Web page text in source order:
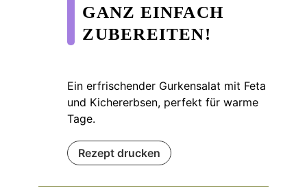
GANZ EINFACH
ZUBEREITEN!
Ein erfrischender Gurkensalat mit Feta
und Kichererbsen, perfekt für warme
Tage.
Rezept drucken